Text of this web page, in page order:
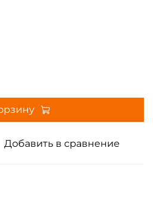
Добавить в сравнение